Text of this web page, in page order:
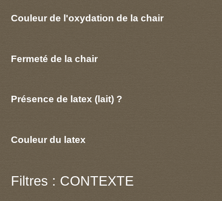
Couleur de l'oxydation de la chair
Fermeté de la chair
Présence de latex (lait) ?
Couleur du latex
Filtres : CONTEXTE